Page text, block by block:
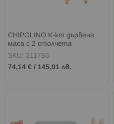
CHIPOLINO К-кт дървена
маса с 2 столчета
КУЧЕНЦА
SKU: 211786
74,14 € / 145,01 лв.